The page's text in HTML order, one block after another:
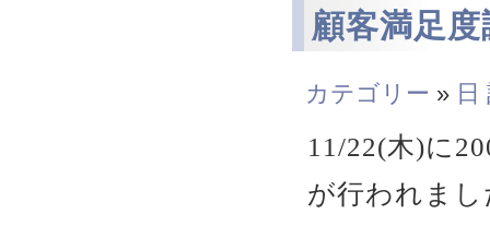
顧客満足
カテゴリー » 日
11/22(木)に
が行われまし